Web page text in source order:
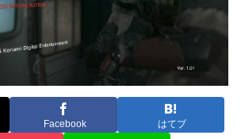
Facebook はてブ